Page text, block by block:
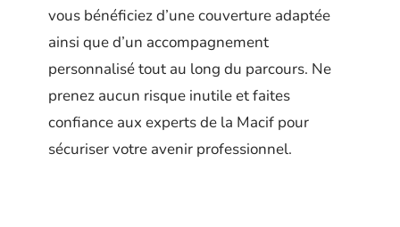
vous bénéficiez d’une couverture adaptée
ainsi que d’un accompagnement
personnalisé tout au long du parcours. Ne
prenez aucun risque inutile et faites
confiance aux experts de la Macif pour
sécuriser votre avenir professionnel.